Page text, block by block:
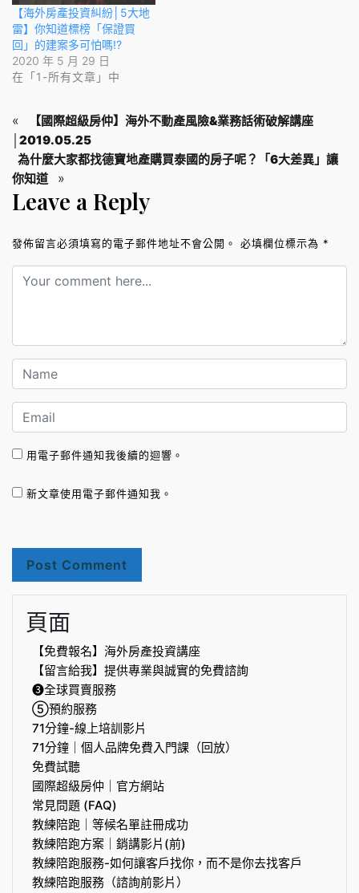
【海外房產投資糾紛│5大地
雷】你知道標榜「保證買
回」的建案多可怕嗎!?
2020 年 5 月 29 日
在「1-所有文章」中
«
【國際超級房仲】海外不動產風險&業務話術破解講座
│2019.05.25
為什麼大家都找德寶地產購買泰國的房子呢？「6大差異」讓
你知道
»
Leave a Reply
發佈留言必須填寫的電子郵件地址不會公開。 必填欄位標示為 *
用電子郵件通知我後續的迴響。
新文章使用電子郵件通知我。
頁面
【免費報名】海外房產投資講座
【留言給我】提供專業與誠實的免費諮詢
❸全球買賣服務
⑤預約服務
71分鐘-線上培訓影片
71分鐘｜個人品牌免費入門課（回放）
免費試聽
國際超級房仲｜官方網站
常見問題 (FAQ)
教練陪跑｜等候名單註冊成功
教練陪跑方案｜銷講影片(前)
教練陪跑服務-如何讓客戶找你，而不是你去找客戶
教練陪跑服務（諮詢前影片）